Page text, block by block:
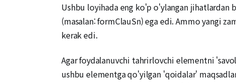
Ushbu loyihada eng ko'p o'ylangan jihatlardan
(masalan: formClauSn) ega edi. Ammo yangi
kerak edi.
Agar foydalanuvchi tahrirlovchi elementni
ushbu elementga qo'yilgan 'qoidalar'